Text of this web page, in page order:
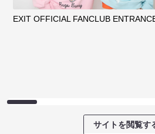
EXIT OFFICIAL FANCLUB
サイトを閲覧す